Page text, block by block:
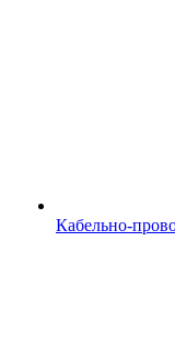
Кабельно-